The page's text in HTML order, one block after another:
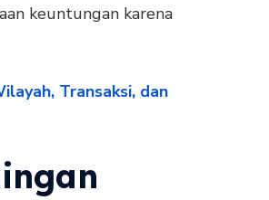
keuntungan karena
Transaksi, dan